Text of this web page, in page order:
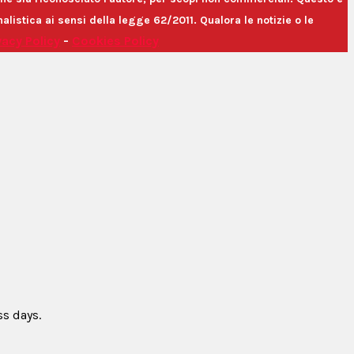
ai sensi della legge 62/2011. Qualora le notizie o le
Policy - Cookies Policy
days.